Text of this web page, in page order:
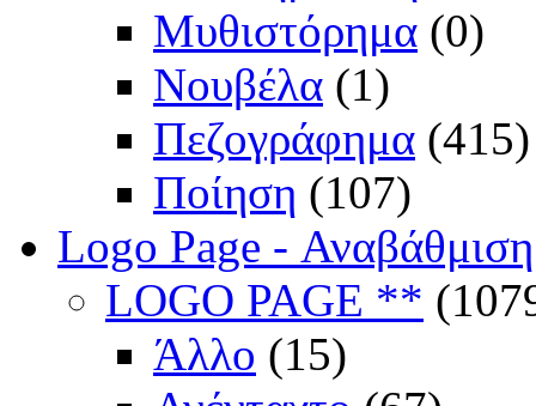
Μυθιστόρημα (0)
Νουβέλα (1)
Πεζογράφημα (415)
Ποίηση (107)
Logo Page -
LOGO PAGE **
Άλλο (15)